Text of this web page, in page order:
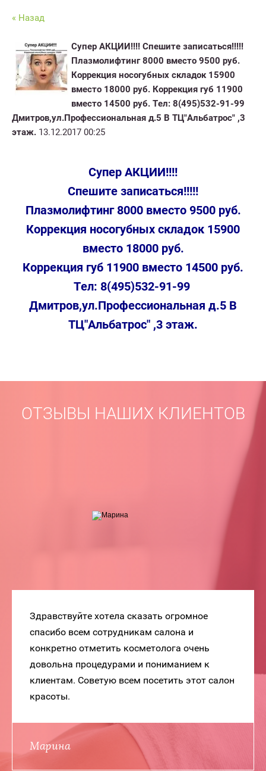
« Назад
Супер АКЦИИ!!!! Спешите записаться!!!!!
Плазмолифтинг 8000 вместо 9500 руб.
Коррекция носогубных складок 15900
вместо 18000 руб. Коррекция губ 11900
вместо 14500 руб. Тел: 8(495)532-91-99
Дмитров,ул.Профессиональная д.5 В ТЦ"Альбатрос" ,3
этаж. 13.12.2017 00:25
Супер АКЦИИ!!!!
Спешите записаться!!!!!
Плазмолифтинг 8000 вместо 9500 руб.
Коррекция носогубных складок 15900
вместо 18000 руб.
Коррекция губ 11900 вместо 14500 руб.
Тел: 8(495)532-91-99
Дмитров,ул.Профессиональная д.5 В
ТЦ"Альбатрос" ,3 этаж.
ОТЗЫВЫ НАШИХ КЛИЕНТОВ
Здравствуйте хотела сказать огромное
спасибо всем сотрудникам салона и
конкретно отметить косметолога очень
довольна процедурами и пониманием к
клиентам. Советую всем посетить этот салон
красоты.
Марина